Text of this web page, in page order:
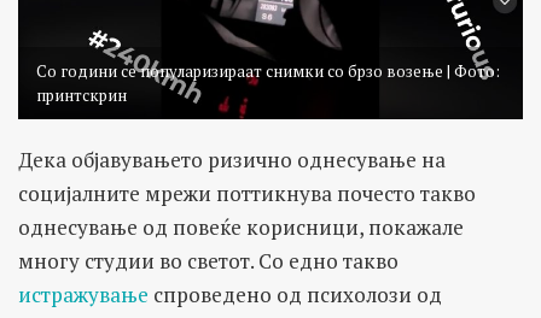
Со години се популаризираат снимки со брзо возење | Фото:
принтскрин
Дека објавувањето ризично однесување на
социјалните мрежи поттикнува почесто такво
однесување од повеќе корисници, покажале
многу студии во светот. Со едно такво
истражување спроведено од психолози од